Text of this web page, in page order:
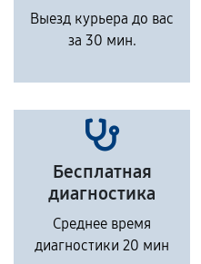
Выезд курьера до вас
за 30 мин.
Бесплатная
диагностика
Среднее время
диагностики 20 мин